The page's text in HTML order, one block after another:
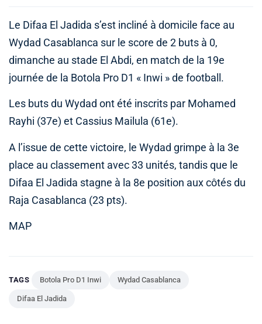
Le Difaa El Jadida s’est incliné à domicile face au
Wydad Casablanca sur le score de 2 buts à 0,
dimanche au stade El Abdi, en match de la 19e
journée de la Botola Pro D1 « Inwi » de football.
Les buts du Wydad ont été inscrits par Mohamed
Rayhi (37e) et Cassius Mailula (61e).
A l’issue de cette victoire, le Wydad grimpe à la 3e
place au classement avec 33 unités, tandis que le
Difaa El Jadida stagne à la 8e position aux côtés du
Raja Casablanca (23 pts).
MAP
TAGS Botola Pro D1 Inwi Wydad Casablanca
Difaa El Jadida